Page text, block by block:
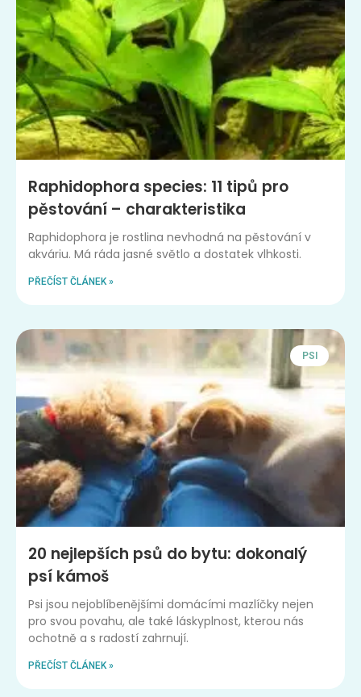
Raphidophora species: 11 tipů pro
pěstování – charakteristika
Raphidophora je rostlina nevhodná na pěstování v
akváriu. Má ráda jasné světlo a dostatek vlhkosti.
PŘEČÍST ČLÁNEK »
PSI
20 nejlepších psů do bytu: dokonalý
psí kámoš
Psi jsou nejoblíbenějšími domácími mazlíčky nejen
pro svou povahu, ale také láskyplnost, kterou nás
ochotně a s radostí zahrnují.
PŘEČÍST ČLÁNEK »